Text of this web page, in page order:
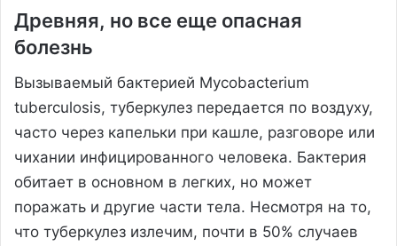
Древняя, но все еще опасная
болезнь
Вызываемый бактерией Mycobacterium
tuberculosis, туберкулез передается по воздуху,
часто через капельки при кашле, разговоре или
чихании инфицированного человека. Бактерия
обитает в основном в легких, но может
поражать и другие части тела. Несмотря на то,
что туберкулез излечим, почти в 50% случаев